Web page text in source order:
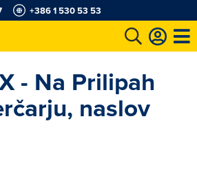
+386 1 530 53 53
- Na Prilipah
naslov